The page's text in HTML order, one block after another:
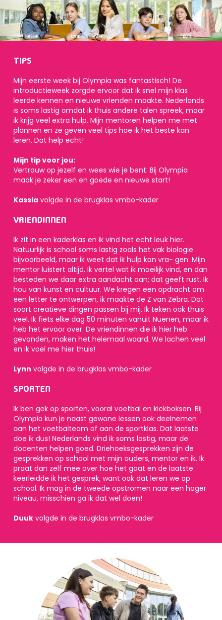
TIPS
Mijn eerste week bij Olympia was fantastisch! De
introductieweek zorgde ervoor dat ik snel mijn klas
leerde kennen en nieuwe vrienden maakte. Nederlands
is soms lastig omdat ik thuis andere talen spreek, maar
ik krijg veel extra hulp. Mijn mentoren helpen me met
plannen en ze geven veel tips hoe ik het beste kan
leren. Dat help echt!
Mijn tip voor jou:
Vertrouw op jezelf en wees wie je bent. Bij Olympia
maak je zeker een en goede en nieuwe start!
Kassiavolgde in de brugklas vmbo-kader
VRIENDINNEN
Ik zit in een kaderklas en ik vind het echt leuk hier.
Natuurlijk is school soms lastig zoals het vak biologie
bijvoorbeeld, maar ik weet dat ik hulp kan vra- gen. Mijn
mentor luistert altijd. Ik vertel wat ik moeilijk vind, en dan
besteden we daar extra aandacht aan; dat geeft rust. Ik
hou van kunst en cultuur. We kregen een opdracht om
een letter te ontwerpen, ik maakte de Z van Zebra. Dat
soort creatieve dingen passen bij mij. Ik teken ook thuis
veel. Ik fiets elke dag 50 minuten vanuit Nuenen, maar ik
heb het ervoor over. De vriendinnen die ik hier heb
gevonden, maken het helemaal waard. We lachen veel
en ik voel me hier thuis!
Lynn volgde in de brugklas vmbo-kader
SPORTEN
Ik ben gek op sporten, vooral voetbal en kickboksen. Bij
Olympia kun je naast gewone lessen ook deelnemen
aan het voetbalteam of aan de sportklas. Dat laatste
doe ik dus! Nederlands vind ik soms lastig, maar de
docenten helpen goed. Driehoeksgesprekken zijn de
gesprekken op school met mijn ouders, mentor en ik. Ik
praat dan zelf mee over hoe het gaat en de laatste
keerleidde ik het gesprek, want ook dat leren we op
school. Ik mag in de tweede opstromen naar een hoger
niveau, misschien ga ik dat wel doen!
Duukvolgde in de brugklas vmbo-kader